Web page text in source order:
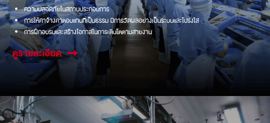
ความปลอดภัยในสถานประกอบการ
การให้ค่าจ้างค่าตอบแทนที่เป็นธรรม มีการวัดผลอย่างเป็นระบบและโปร่งใส
การฝึกอบรมและสร้างโอกาสในการเติบโตตามสายงาน
ดูรายละเอียด